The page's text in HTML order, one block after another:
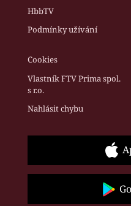
HbbTV
Podmínky užívání
Cookies
Vlastník FTV Prima spol.
s r.o.
Nahlásit chybu